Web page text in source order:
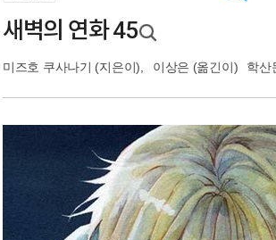
새벽의 연화 45
미즈호 쿠사나기 (지은이), 이상은 (옮긴이) 학산